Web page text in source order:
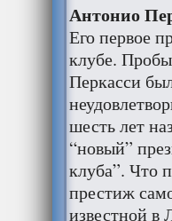
Антонио
Его первое
клубе.
Перкасси
шесть лет
“новый”
клуба”. Что
престиж
известной в